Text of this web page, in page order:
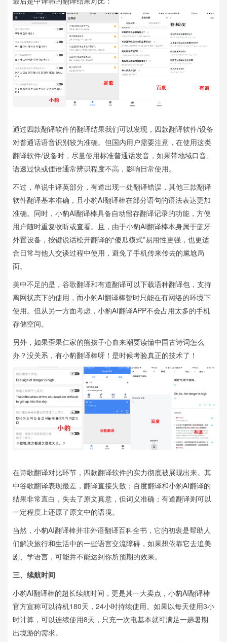
通过四款翻译软件的翻译结果我们可以发现，四款翻译软件/设备
对普通话语音识别较为准确。但国内用户需要注意，在使用这类
翻译软件/设备时，尽量使用标准普通话发音，如果带地域口音、
语速过快或俚语通常辨识程度不高，影响日常使用。
不过，单说中译英部分，有道出现一处翻译错误，其他三款翻译
软件翻译基本准确，且小豹AI翻译棒在部分语句的语法表达更加
准确。同时，小豹AI翻译棒具备自动留存翻译记录的功能，方便
用户随时重复收听或查看。且，由于小豹AI翻译棒本身属于蓝牙
外置设备，按键说话松开翻译的“傻瓜模式”易用性更强，也更适
合日常与他人交谈过程中使用，避免了手机传来传去的尴尬局
面。
美中不足的是，谷歌翻译和有道翻译可以下载语种翻译包，支持
离网状态下的使用，而小豹AI翻译棒暂时只能在有网络的环境下
使用。但从另一方面考虑，小豹AI翻译APP不会占用太多的手机
存储空间。
另外，如果歪果仁家的熊孩子心血来潮要读懂中国古诗词怎么
办？没关系，有小豹翻译棒呀！是时候考验真正的技术了！
在诗歌翻译对比环节，四款翻译软件的实力彻底被展现出来。其
中谷歌翻译表现最差，翻译直接失败；百度翻译和小豹AI翻译的
结果非常直白，失去了原文真意，但词义准确；有道翻译则可以
一定程度上还原了原文中的语境。
当然，小豹AI翻译棒并非外语翻译百科全书，它的初衷是帮助人
们解决旅行和生活中的一些语言交流障碍，如果想依靠它去追美
剧、学语言，可能并不能达到你所预期的效果。
三、续航时间
小豹AI翻译棒的超长续航时间，更是其一大卖点，小豹AI翻译棒
官方宣称可以待机180天，24小时持续使用。如果以每天使用3小
时计算，可以连续使用8天，只充一次电基本就可满足一趟暑期
出境游的需求。